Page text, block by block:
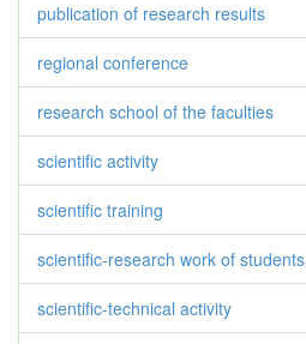
publication of research results
regional conference
research school of the faculties
scientific activity
scientific training
scientific-research work of students
scientific-technical activity